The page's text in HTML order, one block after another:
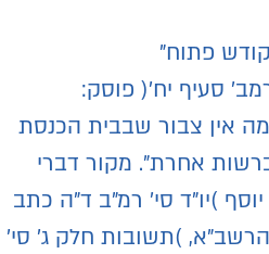
פתוח"
סעיף יח'( פוסק:
אין צבור שבבית הכנסת
אחרת". מקור דברי
)יו"ד סי' רמ"ב ד"ה כתב
)תשובות חלק ג' סי'